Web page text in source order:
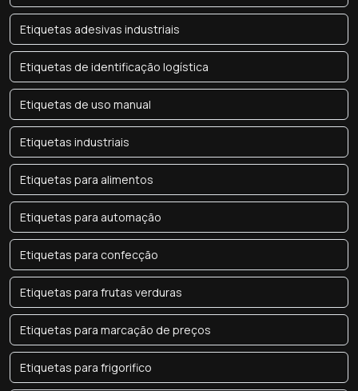
Etiquetas adesivas industriais
Etiquetas de identificação logística
Etiquetas de uso manual
Etiquetas industriais
Etiquetas para alimentos
Etiquetas para automação
Etiquetas para confecção
Etiquetas para frutas verduras
Etiquetas para marcação de preços
Etiquetas para frigorifico